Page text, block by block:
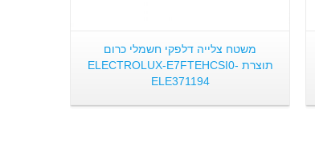
משטח צלייה דלפקי חשמלי כרום
תוצרת ELECTROLUX-E7FTEHCSI0-
ELE371194